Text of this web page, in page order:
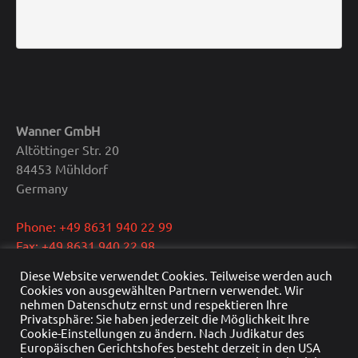
Wanner GmbH
Altöttinger Str. 20
84453 Mühldorf
Germany
Phone: +49 8631 940 22 99
Fax: +49 8631 940 22 98
CEO: Dipl.-Ing. Reinhold Wanner
VAT: DE291415429
HRB Nr.: HRB 22976
Diese Website verwendet Cookies. Teilweise werden auch
Cookies von ausgewählten Partnern verwendet. Wir
nehmen Datenschutz ernst und respektieren Ihre
Privatsphäre: Sie haben jederzeit die Möglichkeit Ihre
Cookie-Einstellungen zu ändern. Nach Judikatur des
Europäischen Gerichtshofes besteht derzeit in den USA